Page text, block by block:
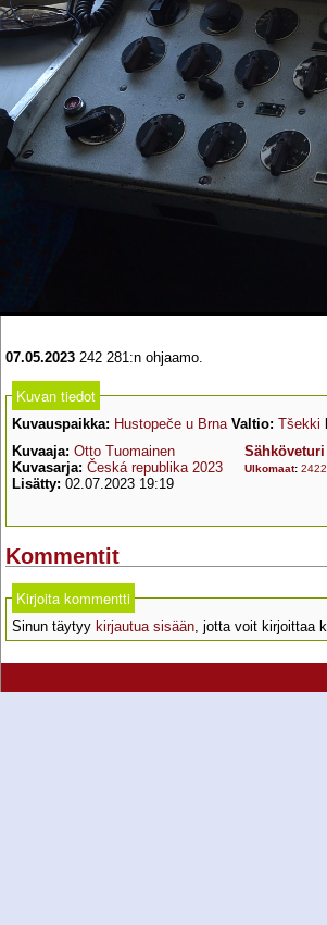
07.05.2023 242 281:n ohjaamo.
Kuvan tiedot
Kuvauspaikka: Hustopeče u Brna Valtio: Tšekki
Kuvaaja: Otto Tuomainen
Kuvasarja: Česká republika 2023
Lisätty: 02.07.2023 19:19
Sähköveturi
Ulkomaat:
Kommentit
Kirjoita kommentti
Sinun täytyy kirjautua sisään, jotta voit kirjoittaa